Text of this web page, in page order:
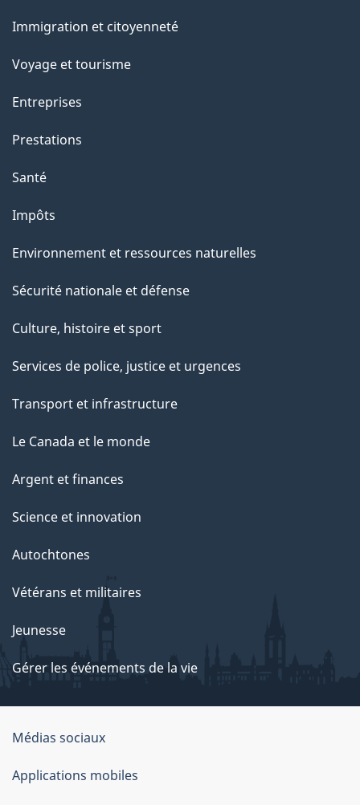
sujets
Immigration et citoyenneté
Voyage et tourisme
Entreprises
Prestations
Santé
Impôts
Environnement et ressources naturelles
Sécurité nationale et défense
Culture, histoire et sport
Services de police, justice et urgences
Transport et infrastructure
Le Canada et le monde
Argent et finances
Science et innovation
Autochtones
Vétérans et militaires
Jeunesse
Gérer les événements de la vie
Organisation
du
gouvernement
Médias sociaux
Applications mobiles